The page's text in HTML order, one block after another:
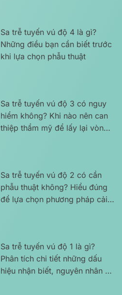
Sa trễ tuyến vú độ 4 là gì?
Những điều bạn cần biết trước
khi lựa chọn phẫu thuật
Sa trễ tuyến vú độ 3 có nguy
hiểm không? Khi nào nên can
thiệp thẩm mỹ để lấy lại vòng
Sa trễ tuyến vú độ 2 có cần
phẫu thuật không? Hiểu đúng
để lựa chọn phương pháp cải
Sa trễ tuyến vú độ 1 là gì?
Phân tích chi tiết những dấu
hiệu nhận biết, nguyên nhân và